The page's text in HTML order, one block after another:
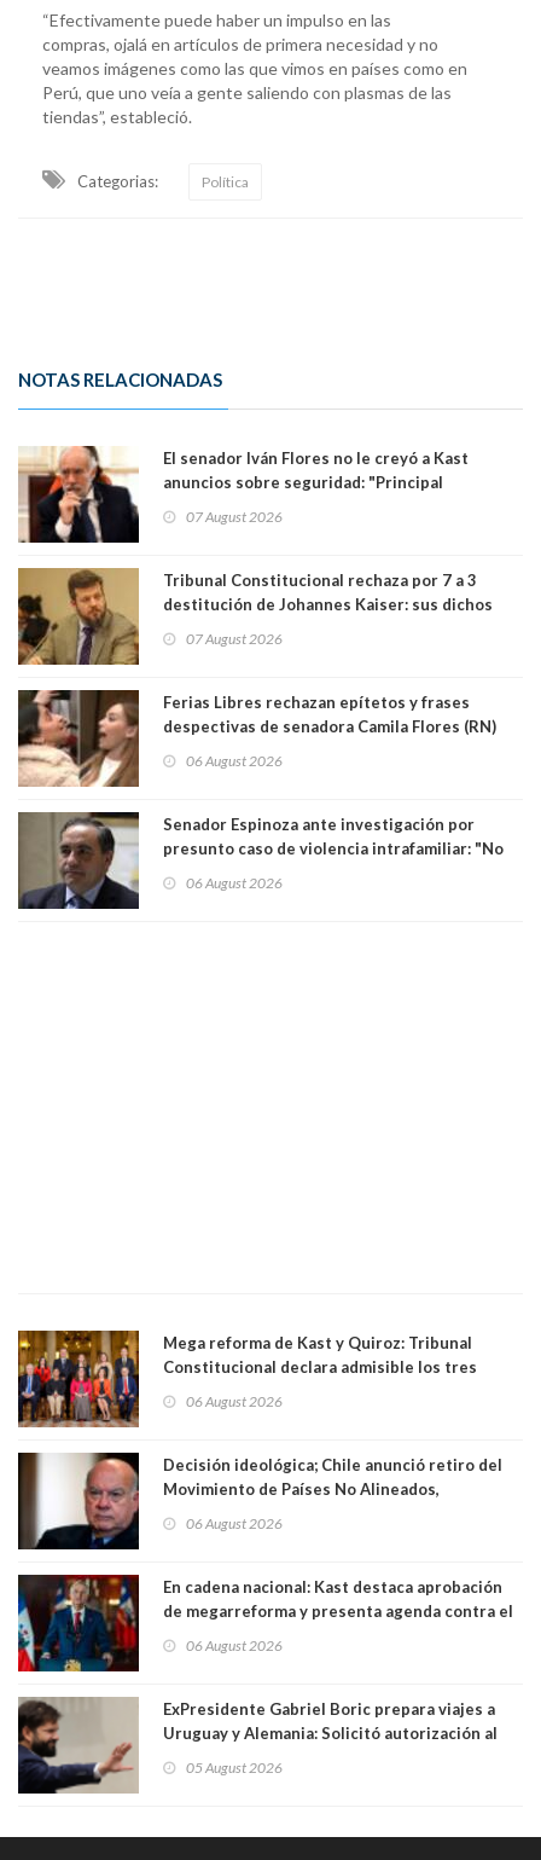
“Efectivamente puede haber un impulso en las
compras, ojalá en artículos de primera necesidad y no
veamos imágenes como las que vimos en países como en
Perú, que uno veía a gente saliendo con plasmas de las
tiendas”, estableció.
Categorias: Política
NOTAS RELACIONADAS
El senador Iván Flores no le creyó a Kast
anuncios sobre seguridad: "Principal
perseguir ruta del dinero y levantar secreto
07 August 2026
Tribunal Constitucional rechaza por 7 a 3
destitución de Johannes Kaiser: sus dichos
justicia constitucional porque no es diputado
07 August 2026
Ferias Libres rechazan epítetos y frases
despectivas de senadora Camila Flores (RN)
06 August 2026
Senador Espinoza ante investigación por
presunto caso de violencia intrafamiliar: "No
antecedentes a Tribunal Supremo
06 August 2026
Mega reforma de Kast y Quiroz: Tribunal
Constitucional declara admisible los tres
06 August 2026
Decisión ideológica; Chile anunció retiro del
Movimiento de Países No Alineados,
1971. Excanciller Insulza lamentó decisión
06 August 2026
En cadena nacional: Kast destaca aprobación
de megarreforma y presenta agenda contra el
06 August 2026
ExPresidente Gabriel Boric prepara viajes a
Uruguay y Alemania: Solicitó autorización al
05 August 2026